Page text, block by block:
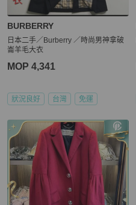
BURBERRY
日本二手／Burberry ／時尚男神拿破
崙羊毛大衣
MOP 4,341
狀況良好 台灣 免運